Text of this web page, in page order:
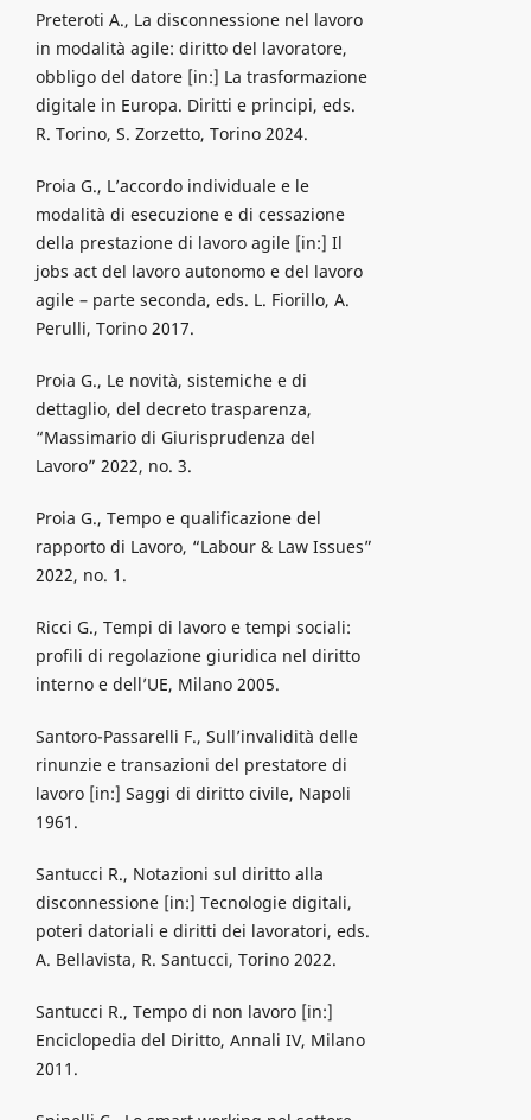
Preteroti A., La disconnessione nel lavoro
in modalità agile: diritto del lavoratore,
obbligo del datore [in:] La trasformazione
digitale in Europa. Diritti e principi, eds.
R. Torino, S. Zorzetto, Torino 2024.
Proia G., L’accordo individuale e le
modalità di esecuzione e di cessazione
della prestazione di lavoro agile [in:] Il
jobs act del lavoro autonomo e del lavoro
agile – parte seconda, eds. L. Fiorillo, A.
Perulli, Torino 2017.
Proia G., Le novità, sistemiche e di
dettaglio, del decreto trasparenza,
“Massimario di Giurisprudenza del
Lavoro” 2022, no. 3.
Proia G., Tempo e qualificazione del
rapporto di Lavoro, “Labour & Law Issues”
2022, no. 1.
Ricci G., Tempi di lavoro e tempi sociali:
profili di regolazione giuridica nel diritto
interno e dell’UE, Milano 2005.
Santoro-Passarelli F., Sull’invalidità delle
rinunzie e transazioni del prestatore di
lavoro [in:] Saggi di diritto civile, Napoli
1961.
Santucci R., Notazioni sul diritto alla
disconnessione [in:] Tecnologie digitali,
poteri datoriali e diritti dei lavoratori, eds.
A. Bellavista, R. Santucci, Torino 2022.
Santucci R., Tempo di non lavoro [in:]
Enciclopedia del Diritto, Annali IV, Milano
2011.